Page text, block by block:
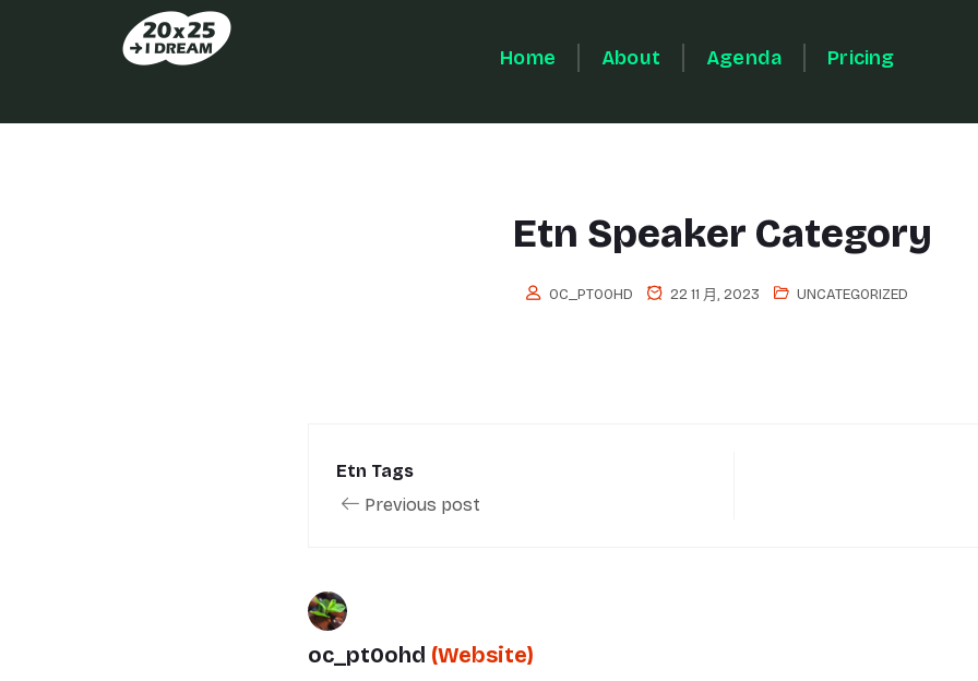
Home About Agenda Pricing
Etn Speaker Category
OC_PT0OHD 22 11 月, 2023 UNCATEGORIZED
Etn Tags
Previous post
oc_pt0ohd (Website)